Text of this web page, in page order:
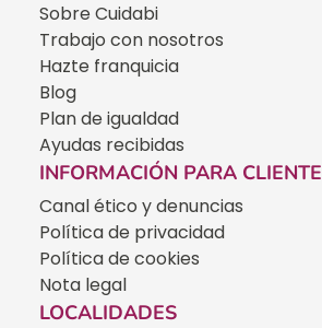
Sobre Cuidabi
Trabajo con nosotros
Hazte franquicia
Blog
Plan de igualdad
Ayudas recibidas
INFORMACIÓN PARA
Canal ético y denuncias
Política de privacidad
Política de cookies
Nota legal
LOCALIDADES